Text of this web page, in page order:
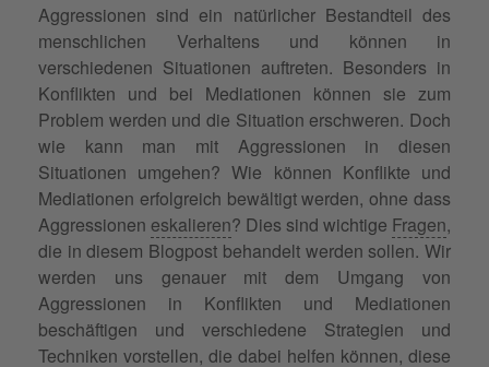
Aggressionen sind ein natürlicher Bestandteil des
menschlichen Verhaltens und können in
verschiedenen Situationen auftreten. Besonders in
Konflikten und bei Mediationen können sie zum
Problem werden und die Situation erschweren. Doch
wie kann man mit Aggressionen in diesen
Situationen umgehen? Wie können Konflikte und
Mediationen erfolgreich bewältigt werden, ohne dass
Aggressionen eskalieren? Dies sind wichtige Fragen,
die in diesem Blogpost behandelt werden sollen. Wir
werden uns genauer mit dem Umgang von
Aggressionen in Konflikten und Mediationen
beschäftigen und verschiedene Strategien und
Techniken vorstellen, die dabei helfen können, diese